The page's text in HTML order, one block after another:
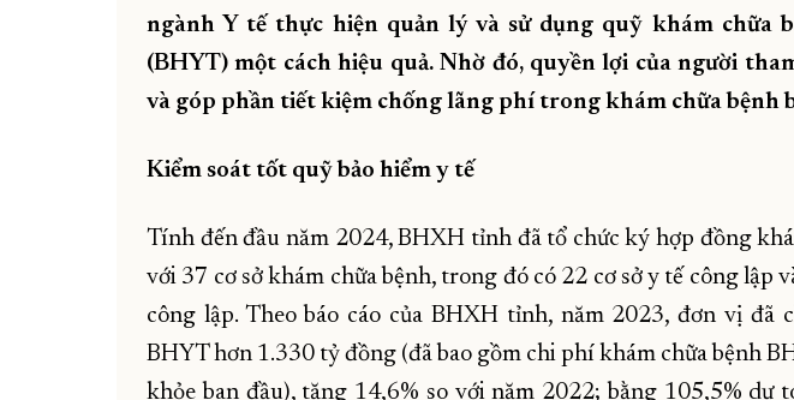
ngành Y tế thực hiện quản lý và sử dụng quỹ khám chữa
(BHYT) một cách hiệu quả. Nhờ đó, quyền lợi của người
và góp phần tiết kiệm chống lãng phí trong khám chữa bệnh
Kiểm soát tốt quỹ bảo hiểm y tế
Tính đến đầu năm 2024, BHXH tỉnh đã tổ chức ký hợp đồng
với 37 cơ sở khám chữa bệnh, trong đó có 22 cơ sở y tế công lập
công lập. Theo báo cáo của BHXH tỉnh, năm 2023, đơn vị đã
BHYT hơn 1.330 tỷ đồng (đã bao gồm chi phí khám chữa bệnh
khỏe ban đầu), tăng 14,6% so với năm 2022; bằng 105,5% dự